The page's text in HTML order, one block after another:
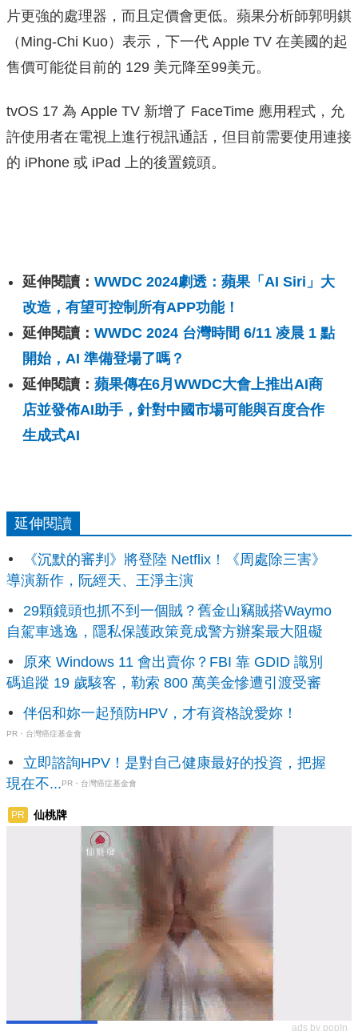
片更強的處理器，而且定價會更低。蘋果分析師郭明錤
（Ming-Chi Kuo）表示，下一代 Apple TV 在美國的起
售價可能從目前的 129 美元降至99美元。
tvOS 17 為 Apple TV 新增了 FaceTime 應用程式，允
許使用者在電視上進行視訊通話，但目前需要使用連接
的 iPhone 或 iPad 上的後置鏡頭。
延伸閱讀： WWDC 2024劇透：蘋果「AI Siri」大
改造，有望可控制所有APP功能！
延伸閱讀： WWDC 2024 台灣時間 6/11 凌晨 1 點
開始，AI 準備登場了嗎？
延伸閱讀： 蘋果傳在6月WWDC大會上推出AI商
店並發佈AI助手，針對中國市場可能與百度合作
生成式AI
延伸閱讀
《沉默的審判》將登陸 Netflix！《周處除三害》
導演新作，阮經天、王淨主演
29顆鏡頭也抓不到一個賊？舊金山竊賊搭Waymo
自駕車逃逸，隱私保護政策竟成警方辦案最大阻礙
原來 Windows 11 會出賣你？FBI 靠 GDID 識別
碼追蹤 19 歲駭客，勒索 800 萬美金慘遭引渡受審
伴侶和妳一起預防HPV，才有資格說愛妳！
PR・台灣癌症基金會
立即諮詢HPV！是對自己健康最好的投資，把握
現在不...PR・台灣癌症基金會
PR 仙桃牌
ads by popIn